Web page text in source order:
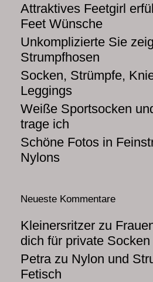
Attraktives Feetgirl
Feet Wünsche
Unkomplizierte Sie
Strumpfhosen
Socken, Strümpfe,
Leggings
Weiße Sportsocken
trage ich
Schöne Fotos in
Nylons
Neueste Kommentare
Kleinersritzer zu
dich für private
Petra zu Nylon und
Fetisch